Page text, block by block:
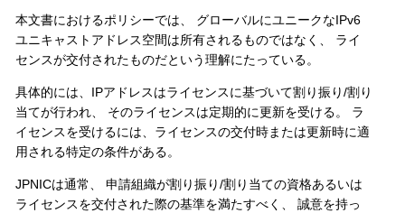
本文書におけるポリシーでは、 グローバルにユニークなIPv6
ユニキャストアドレス空間は所有されるものではなく、 ライ
センスが交付されたものだという理解にたっている。
具体的には、IPアドレスはライセンスに基づいて割り振り/割り
当てが行われ、 そのライセンスは定期的に更新を受ける。 ラ
イセンスを受けるには、ライセンスの交付時または更新時に適
用される特定の条件がある。
JPNICは通常、 申請組織が割り振り/割り当ての資格あるいは
ライセンスを交付された際の基準を満たすべく、 誠意を持っ